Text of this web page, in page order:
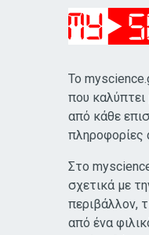
Το
που
από κάθε
πληροφορίες
Στο
σχετικά με
περιβάλλον,
από ένα